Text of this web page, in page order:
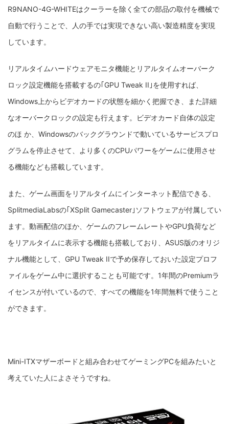
R9NANO-4G-WHITEはクーラーを除く全ての部品の取付を機械で
自動で行うことで、人の手では実現できない高い製造精度を実現
しています。
リアルタイムハードウェアモニタ機能とリアルタイムオーバーク
ロック設定機能を搭載するの｢GPU Tweak II｣を使用すれば、
Windows上からビデオカードの状態を細かく把握でき、また詳細
なオーバークロックの設定も行えます。ビデオカード自体の設定
のほ か、Windowsのバックグラウンドで動いているサービスプロ
グラムを停止させて、より多くのCPUパワーをゲームに使用させ
る機能なども搭載しています。
また、ゲーム画面をリアルタイムにインターネット配信できる、
SplitmediaLabsの｢XSplit Gamecaster｣ソフトウェアが付属してい
ます。動画配信のほか、ゲームのフレームレートやGPU負荷など
をリアルタイムに表示する機能も搭載しており、ASUS版のオリジ
ナル機能として、GPU Tweak IIで予め保存しておいた設定プロフ
ァイルをゲーム中に選択することも可能です。1年間のPremiumラ
イセンスが付いているので、すべての機能を1年間無料で使うこと
ができます。
Mini-ITXマザーボードと組み合わせてゲーミングPCを組みたいと
考えていた人によさそうですね。